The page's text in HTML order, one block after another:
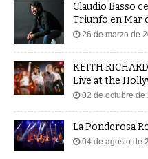
Claudio Basso
Triunfo en Mar
26 de marzo de
KEITH
Live at the
02 de octubre de
La Ponderosa
04 de agosto de